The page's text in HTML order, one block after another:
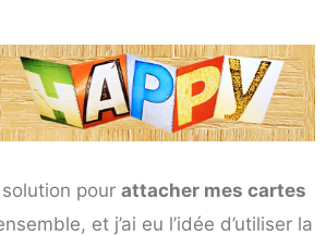
pour attacher mes cartes
et j’ai eu l’idée d’utiliser la